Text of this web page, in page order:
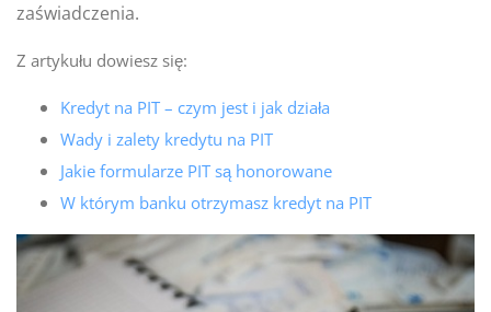
zaświadczenia.
Z artykułu dowiesz się:
Kredyt na PIT – czym jest i jak działa
Wady i zalety kredytu na PIT
Jakie formularze PIT są honorowane
W którym banku otrzymasz kredyt na PIT